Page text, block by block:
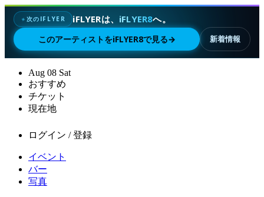
✦次のIFLYER iFLYERは、 iFLYER8へ。
このアーティストをiFLYER8で見る→ 新着情報
Aug 08 Sat
おすすめ
チケット
現在地
ログイン / 登録
イベント
バー
写真